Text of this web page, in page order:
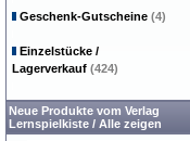
Geschenk-Gutscheine (4)
Einzelstücke /
Lagerverkauf (424)
Neue Produkte vom Verlag
Lernspielkiste / Alle zeigen